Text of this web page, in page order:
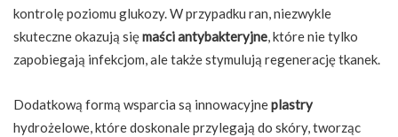
kontrolę poziomu glukozy. W przypadku ran, niezwykle
skuteczne okazują sięmaści antybakteryjne, które nie tylko
zapobiegają infekcjom, ale także stymulują regenerację tkanek.
Dodatkową formą wsparcia są innowacyjneplastry
hydrożelowe, które doskonale przylegają do skóry, tworząc